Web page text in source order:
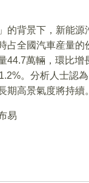
的背景下，新能
占全國汽車産量
44.7萬輛，環比增
。分析人士認
期高景氣度將持續。
易